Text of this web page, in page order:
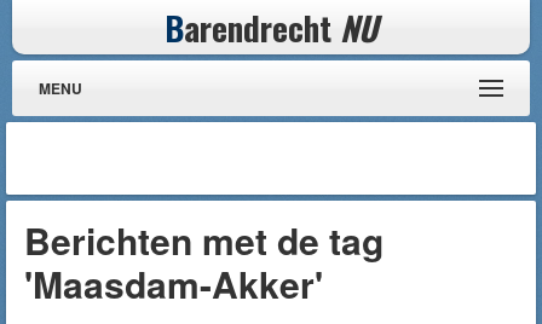
Barendrecht NU
MENU
Berichten met de tag
'Maasdam-Akker'